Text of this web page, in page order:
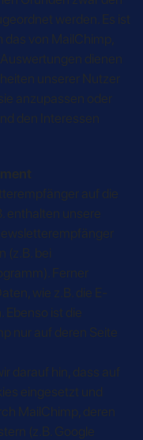
werden. Es ist
von MailChimp,
dienen
unserer Nutzer
anzupassen oder
den Interessen
auf die
enthalten unsere
(z.B. bei
Ferner
wie z.B. die E-
Ebenso ist die
nur auf deren Seite
darauf hin, dass auf
eingesetzt und
MailChimp, deren
(z.B. Google